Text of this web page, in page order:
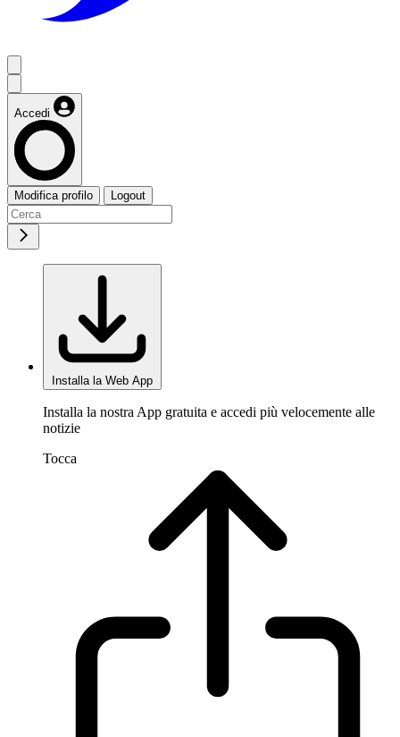
Accedi
Modifica profilo Logout
Installa la Web App
Installa la nostra App gratuita e accedi più velocemente alle
notizie
Tocca